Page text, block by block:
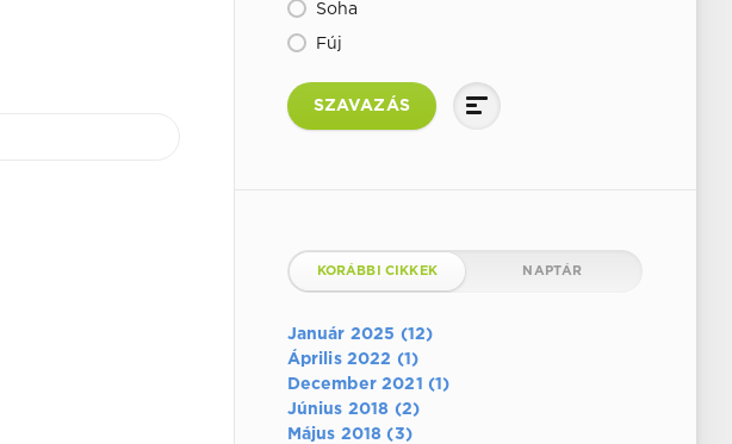
Soha
Fúj
SZAVAZÁS
KORÁBBI CIKKEK NAPTÁR
Január 2025 (12)
Április 2022 (1)
December 2021 (1)
Június 2018 (2)
Május 2018 (3)